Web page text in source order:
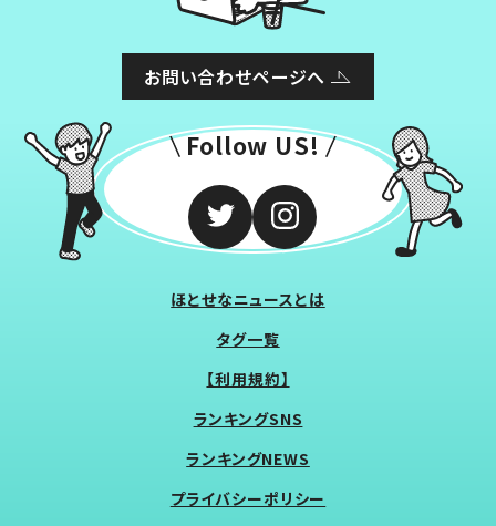
お問い合わせページへ
Follow US!
ほとせなニュースとは
タグ一覧
【利用規約】
ランキングSNS
ランキングNEWS
プライバシーポリシー